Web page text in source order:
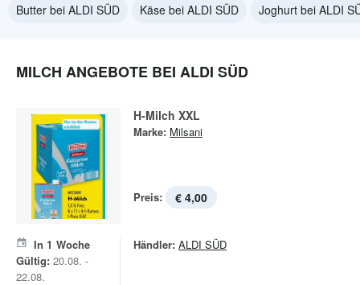
Butter bei ALDI SÜD
Käse bei ALDI SÜD Joghurt bei ALDI
MILCH ANGEBOTE BEI ALDI SÜD
H-Milch XXL
Marke: Milsani
Preis: € 4,00
In 1 Woche
Gültig: 20.08. -
22.08.
Händler: ALDI SÜD